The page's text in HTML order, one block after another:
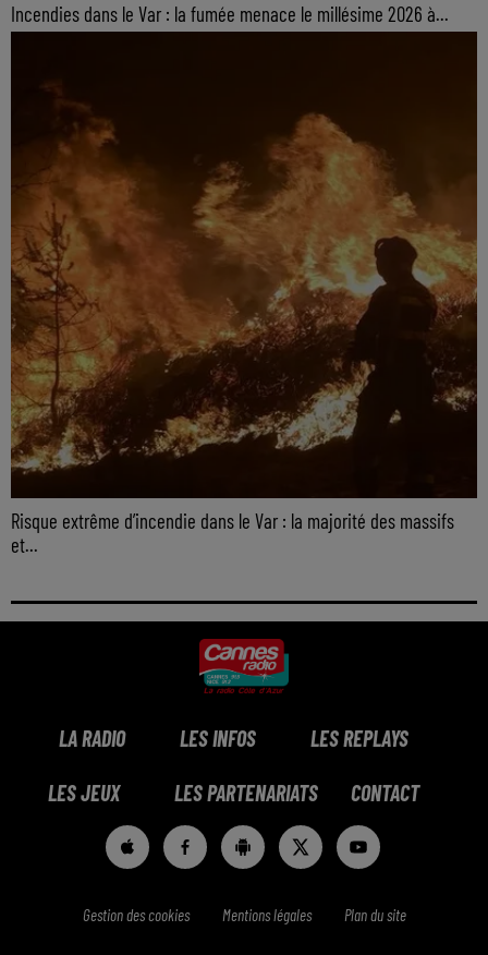
Incendies dans le Var : la fumée menace le millésime 2026 à...
Risque extrême d’incendie dans le Var : la majorité des massifs
et...
LA RADIO LES INFOS LES REPLAYS
LES JEUX LES PARTENARIATS CONTACT
Gestion des cookies Mentions légales Plan du site